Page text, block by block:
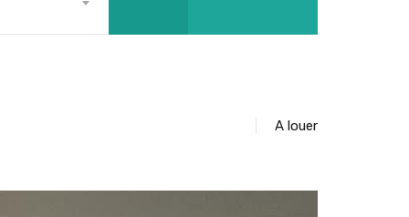
A louer